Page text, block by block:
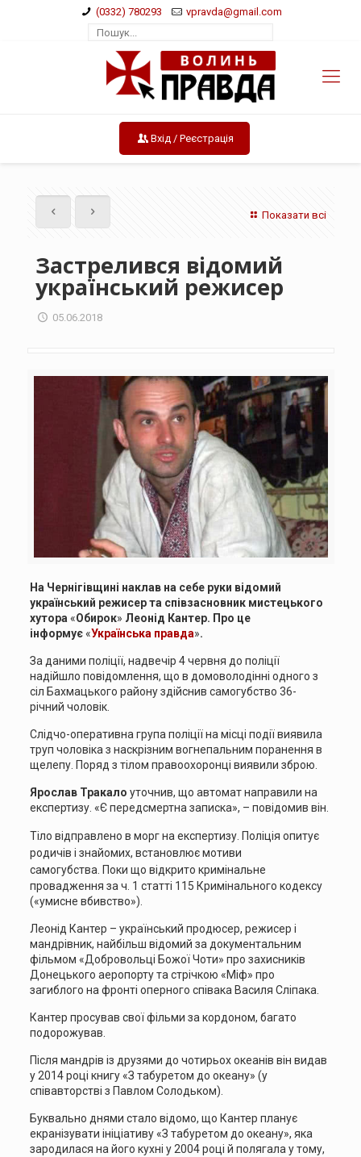
(0332) 780293 vpravda@gmail.com
Вхід / Реєстрація
Показати всі
Застрелився відомий
український режисер
05.06.2018
На Чернігівщині наклав на себе руки відомий
український режисер та співзасновник мистецького
хутора «Обирок» Леонід Кантер. Про це
інформує«Українська правда».
За даними поліції, надвечір 4 червня до поліції
надійшло повідомлення, що в домоволодінні одного з
сіл Бахмацького району здійснив самогубство 36-
річний чоловік.
Слідчо-оперативна група поліції на місці події виявила
труп чоловіка з наскрізним вогнепальним поранення в
щелепу. Поряд з тілом правоохоронці виявили зброю.
Ярослав Тракало уточнив, що автомат направили на
експертизу. «Є передсмертна записка», – повідомив він.
Тіло відправлено в морг на експертизу. Поліція опитує
родичів і знайомих, встановлює мотиви
самогубства. Поки що відкрито кримінальне
провадження за ч. 1 статті 115 Кримінального кодексу
(«умисне вбивство»).
Леонід Кантер – український продюсер, режисер і
мандрівник, найбільш відомий за документальним
фільмом «Добровольці Божої Чоти» про захисників
Донецького аеропорту та стрічкою «Міф» про
загиблого на фронті оперного співака Василя Сліпака.
Кантер просував свої фільми за кордоном, багато
подорожував.
Після мандрів із друзями до чотирьох океанів він видав
у 2014 році книгу «З табуретом до океану» (у
співавторстві з Павлом Солодьком).
Буквально днями стало відомо, що Кантер планує
екранізувати ініціативу «З табуретом до океану», яка
зародилася на його кухні у 2004 році й полягала у тому,